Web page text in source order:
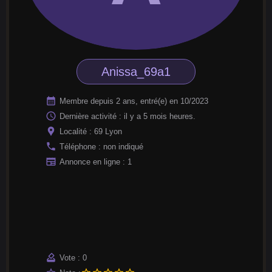
Anissa_69a1
calendar_month Membre depuis 2 ans, entré(e) en 10/2023
access_time Dernière activité : il y a 5 mois heures.
location_pin Localité : 69 Lyon
phone Téléphone : non indiqué
newspaper Annonce en ligne : 1
how_to_vote Vote : 0